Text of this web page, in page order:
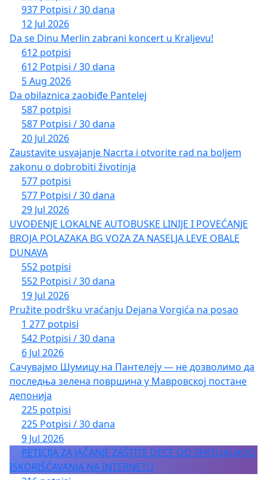
937 Potpisi / 30 dana
12 Jul 2026
Da se Dinu Merlin zabrani koncert u Kraljevu!
612 potpisi
612 Potpisi / 30 dana
5 Aug 2026
Da obilaznica zaobiđe Pantelej
587 potpisi
587 Potpisi / 30 dana
20 Jul 2026
Zaustavite usvajanje Nacrta i otvorite rad na boljem
zakonu o dobrobiti životinja
577 potpisi
577 Potpisi / 30 dana
29 Jul 2026
UVOĐENJE LOKALNE AUTOBUSKE LINIJE I POVEĆANJE
BROJA POLAZAKA BG VOZA ZA NASELJA LEVE OBALE
DUNAVA
552 potpisi
552 Potpisi / 30 dana
19 Jul 2026
Pružite podršku vraćanju Dejana Vorgića na posao
1 277 potpisi
542 Potpisi / 30 dana
6 Jul 2026
Сачувајмо Шумицу на Пантелеју — не дозволимо да
последња зелена површина у Мавровској постане
депонија
225 potpisi
225 Potpisi / 30 dana
9 Jul 2026
PETICIJA ZA JAČANJE ZAŠTITE DECE OD SEKSUALNOG
ISKORIŠĆAVANJA NA INTERNETU